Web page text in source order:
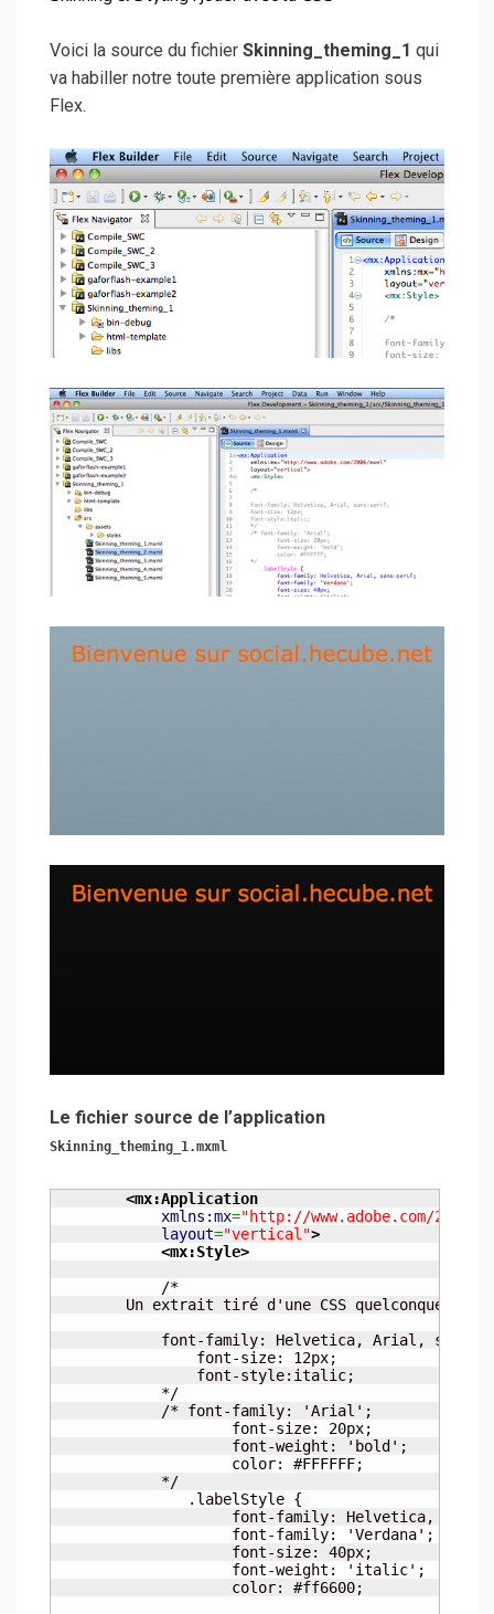
Voici la source du fichier Skinning_theming_1 qui
va habiller notre toute première application sous
Flex.
Le fichier source de l’application
Skinning_theming_1.mxml
<mx:Application
xmlns:mx="http://www.adobe.com/2006/
layout="vertical">
<mx:Style>